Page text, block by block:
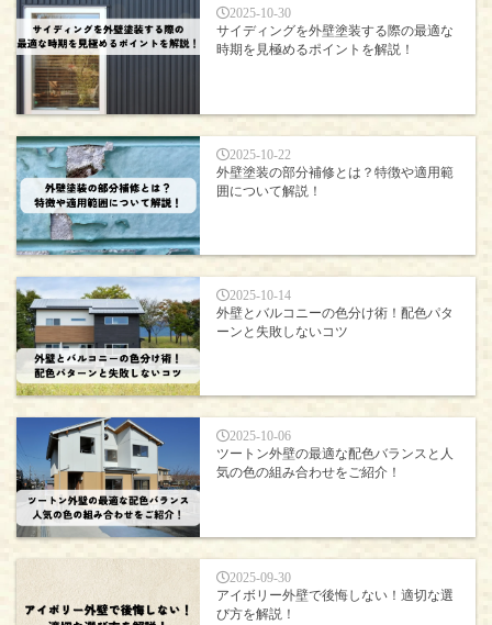
2025-10-30
サイディングを外壁塗装する際の最適な
時期を見極めるポイントを解説！
2025-10-22
外壁塗装の部分補修とは？特徴や適用範
囲について解説！
2025-10-14
外壁とバルコニーの色分け術！配色パタ
ーンと失敗しないコツ
2025-10-06
ツートン外壁の最適な配色バランスと人
気の色の組み合わせをご紹介！
2025-09-30
アイボリー外壁で後悔しない！適切な選
び方を解説！